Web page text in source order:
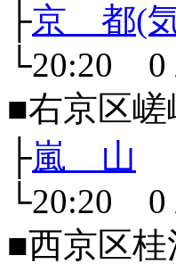
├京 都(
└20:20
■右京区
├嵐 山
└20:20
■西京区桂